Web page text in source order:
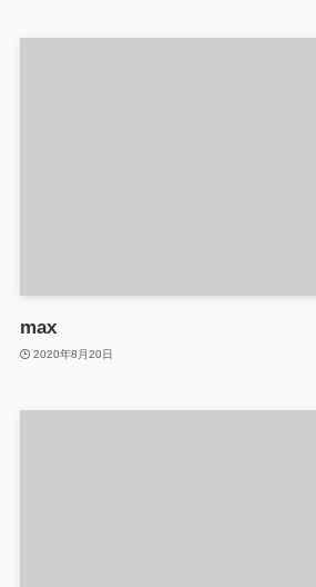
max
2020年8月20日